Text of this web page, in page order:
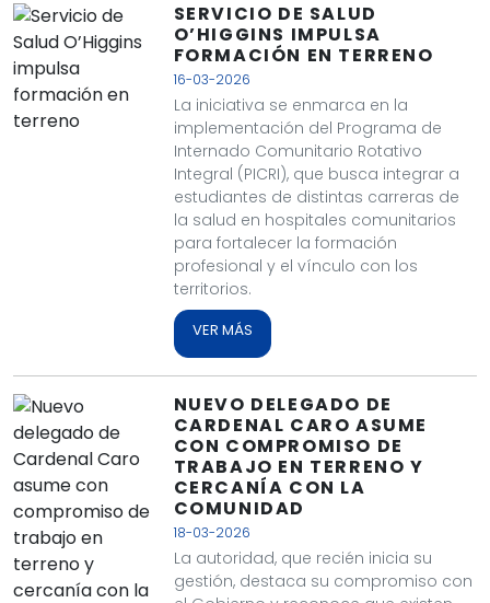
SERVICIO DE SALUD
O’HIGGINS IMPULSA
FORMACIÓN EN TERRENO
16-03-2026
La iniciativa se enmarca en la
implementación del Programa de
Internado Comunitario Rotativo
Integral (PICRI), que busca integrar a
estudiantes de distintas carreras de
la salud en hospitales comunitarios
para fortalecer la formación
profesional y el vínculo con los
territorios.
VER MÁS
NUEVO DELEGADO DE
CARDENAL CARO ASUME
CON COMPROMISO DE
TRABAJO EN TERRENO Y
CERCANÍA CON LA
COMUNIDAD
18-03-2026
La autoridad, que recién inicia su
gestión, destaca su compromiso con